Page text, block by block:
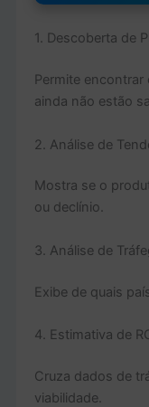
1. Descoberta de
Permite
ainda não estão
2. Análise de
Mostra se o
ou declínio.
3. Análise de
Exibe de quais
4. Estimativa de
Cruza dados de
viabilidade.